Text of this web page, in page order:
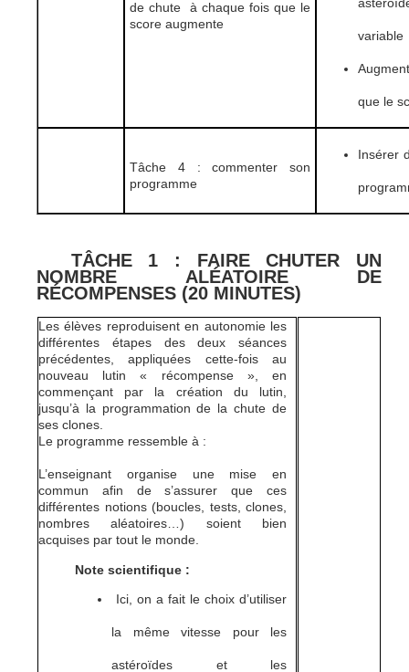
de chute à chaque fois que le
score augmente
variable
que le
Tâche 4 : commenter son
programme
Insérer
TÂCHE 1 : FAIRE CHUTER UN
NOMBRE ALÉATOIRE DE
RÉCOMPENSES (20 MINUTES)
Les élèves reproduisent en autonomie les
différentes étapes des deux séances
précédentes, appliquées cette-fois au
nouveau lutin « récompense », en
commençant par la création du lutin,
jusqu’à la programmation de la chute de
ses clones.
Le programme ressemble à :
L’enseignant organise une mise en
commun afin de s’assurer que ces
différentes notions (boucles, tests, clones,
nombres aléatoires…) soient bien
acquises par tout le monde.
Note scientifique :
Ici, on a fait le choix d’utiliser
la même vitesse pour les
astéroïdes et les